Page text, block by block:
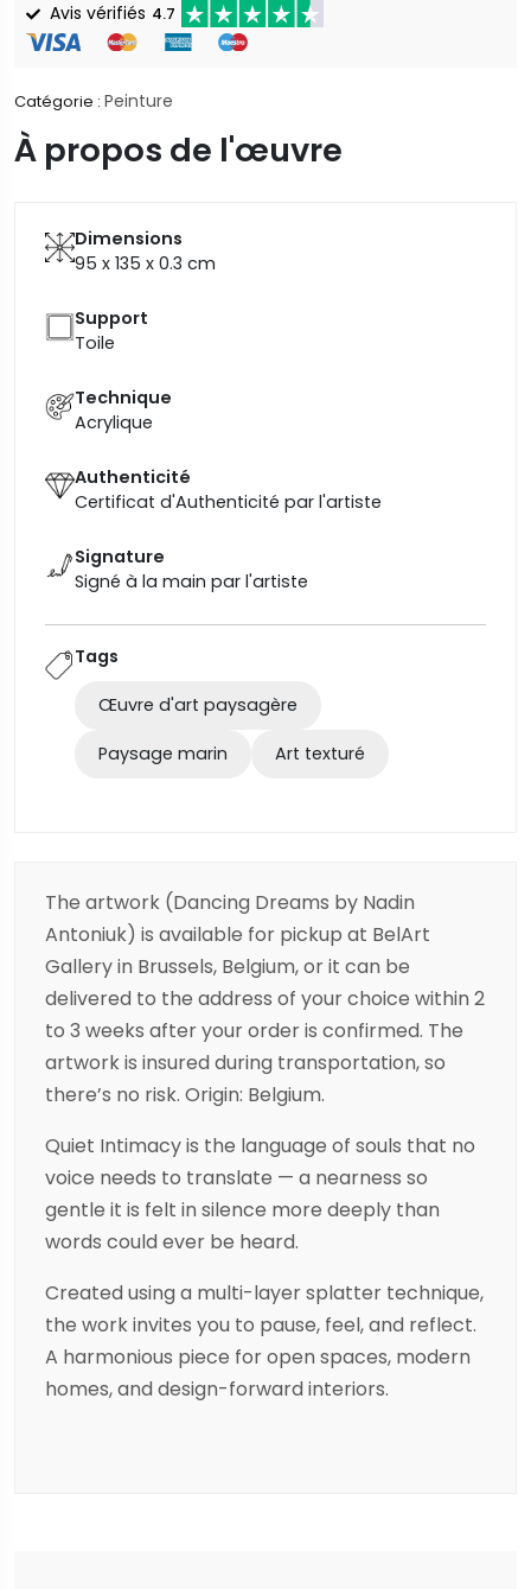
Avis vérifiés 4.7
Catégorie : Peinture
À propos de l'œuvre
Dimensions
95 x 135 x 0.3 cm
Support
Toile
Technique
Acrylique
Authenticité
Certificat d'Authenticité par l'artiste
Signature
Signé à la main par l'artiste
Tags
Œuvre d'art paysagère
Paysage marin Art texturé
The artwork (Dancing Dreams by Nadin
Antoniuk) is available for pickup at BelArt
Gallery in Brussels, Belgium, or it can be
delivered to the address of your choice within 2
to 3 weeks after your order is confirmed. The
artwork is insured during transportation, so
there’s no risk. Origin: Belgium.
Quiet Intimacy is the language of souls that no
voice needs to translate — a nearness so
gentle it is felt in silence more deeply than
words could ever be heard.
Created using a multi-layer splatter technique,
the work invites you to pause, feel, and reflect.
A harmonious piece for open spaces, modern
homes, and design-forward interiors.